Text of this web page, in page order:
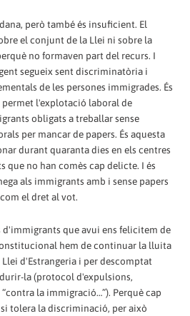
però també és insuficient. El
el conjunt de la Llei ni sobre la
no formaven part del recurs. I
segueix sent discriminatòria i
de les persones immigrades. És
permet l'explotació laboral de
obligats a treballar sense
per mancar de papers. És aquesta
durant quaranta dies en els centres
no han comès cap delicte. I és
als immigrants amb i sense papers
el dret al vot.
d'immigrants que avui ens felicitem de
hem de continuar la lluita
d'Estrangeria i per descomptat
la (protocol d'expulsions,
la immigració…”). Perquè cap
tolera la discriminació, per això